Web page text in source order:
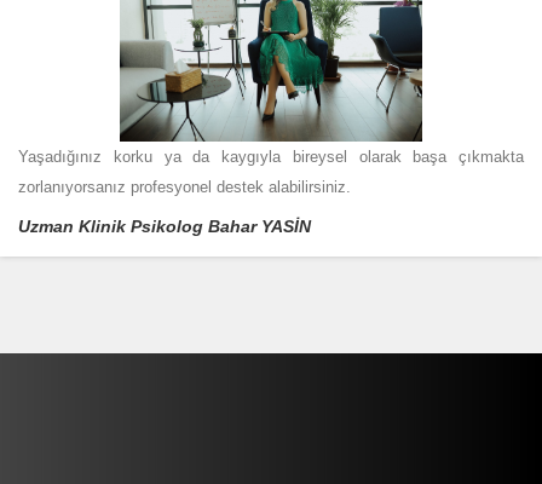
Yaşadığınız korku ya da kaygıyla bireysel olarak başa çıkmakta
zorlanıyorsanız profesyonel destek alabilirsiniz.
Uzman Klinik Psikolog Bahar YASİN